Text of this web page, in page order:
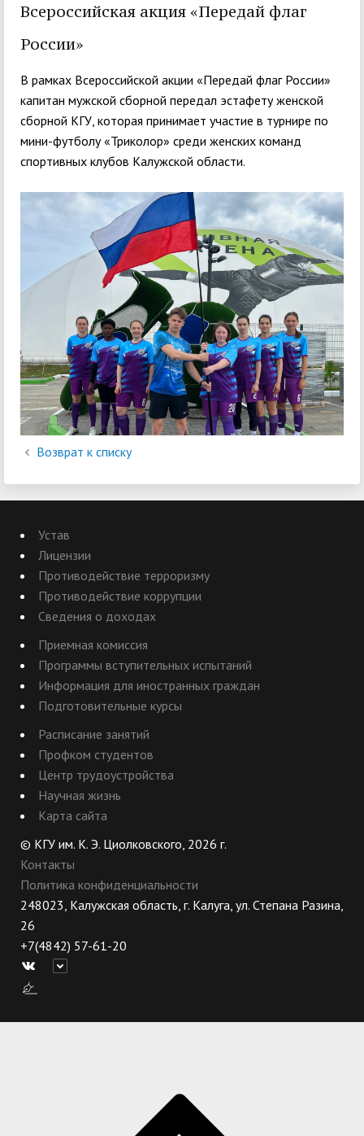
Всероссийская акция «Передай флаг
России»
В рамках Всероссийской акции «Передай флаг России»
капитан мужской сборной передал эстафету женской
сборной КГУ, которая принимает участие в турнире по
мини-футболу «Триколор» среди женских команд
спортивных клубов Калужской области.
Возврат к списку
Устав
Лицензии
Противодействие терроризму
Противодействие коррупции
Сведения о доходах
Приемная комиссия
Программы вступительных испытаний
Информация для иностранных граждан
Подготовительные курсы
Расписание занятий
Профком студентов
Центр трудоустройства
Научная жизнь
Карта сайта
© КГУ им. К. Э. Циолковского, 2026 г.
Контакты
Политика конфиденциальности
248023, Калужская область, г. Калуга, ул. Степана Разина,
26
+7(4842) 57-61-20